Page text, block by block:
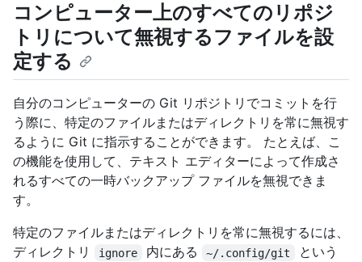
コンピューター上のすべてのリポジ
トリについて無視するファイルを設
定する
自分のコンピューターの Git リポジトリでコミットを行
う際に、特定のファイルまたはディレクトリを常に無視す
るように Git に指示することができます。 たとえば、こ
の機能を使用して、テキスト エディターによって作成さ
れるすべての一時バックアップ ファイルを無視できま
す。
特定のファイルまたはディレクトリを常に無視するには、
ディレクトリ
ignore 内にある ~/.config/git
という